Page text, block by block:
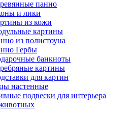
панно
и лики
из кожи
картины
из полистоуна
Гербы
банкноты
картины
для картин
настенные
подвески для интерьера